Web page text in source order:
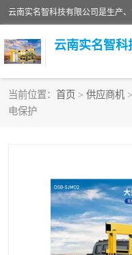
云南实名智科
当前位置： 首页 > 供应商机
电保护
车牌识别门系列
升降门系列
小门系列